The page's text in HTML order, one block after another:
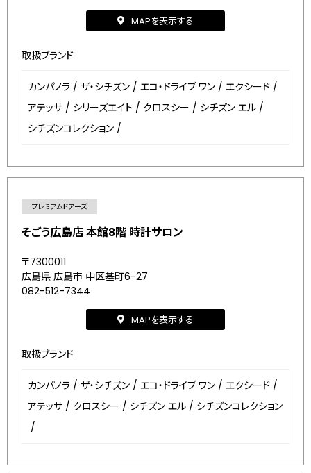
MAPを表示する
取扱ブランド
カンパノラ / ザ・シチズン / エコ・ドライブ ワン / エクシード /
アテッサ / シリーズエイト / クロスシー / シチズン エル /
シチズンコレクション /
プレミアムドアーズ
そごう広島店 本館8階 時計サロン
〒7300011
広島県 広島市 中区基町6-27
082-512-7344
MAPを表示する
取扱ブランド
カンパノラ / ザ・シチズン / エコ・ドライブ ワン / エクシード /
アテッサ / クロスシー / シチズン エル / シチズンコレクション
/